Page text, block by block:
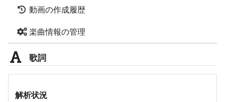
動画の作成履歴
楽曲情報の管理
歌詞
解析状況